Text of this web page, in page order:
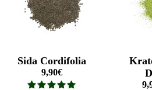
Sida Cordifolia
9,90€